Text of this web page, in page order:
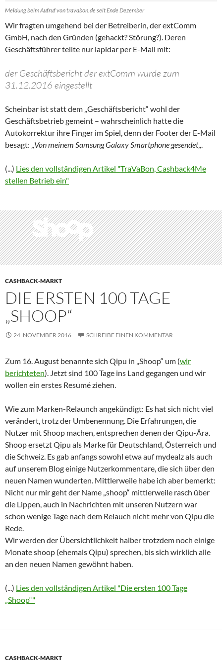
Meldung beim Aufruf von travabon.de seit Ende Dezember
Wir fragten umgehend bei der Betreiberin, der extComm
GmbH, nach den Gründen (gehackt? Störung?). Deren
Geschäftsführer teilte nur lapidar per E-Mail mit:
der Geschäftsbericht der extComm wurde zum
31.12.2016 eingestellt
Scheinbar ist statt dem „Geschäftsbericht“ wohl der
Geschäftsbetrieb gemeint – wahrscheinlich hatte die
Autokorrektur ihre Finger im Spiel, denn der Footer der E-Mail
besagt: „Von meinem Samsung Galaxy Smartphone gesendet„.
(...) Lies den vollständigen Artikel "TraVaBon, Cashback4Me
stellen Betrieb ein"
CASHBACK-MARKT
DIE ERSTEN 100 TAGE
„SHOOP“
24. NOVEMBER 2016 SCHREIBE EINEN KOMMENTAR
Zum 16. August benannte sich Qipu in „Shoop“ um (wir
berichteten). Jetzt sind 100 Tage ins Land gegangen und wir
wollen ein erstes Resumé ziehen.
Wie zum Marken-Relaunch angekündigt: Es hat sich nicht viel
verändert, trotz der Umbenennung. Die Erfahrungen, die
Nutzer mit Shoop machen, entsprechen denen der Qipu-Ära.
Shoop ersetzt Qipu als Marke für Deutschland, Österreich und
die Schweiz. Es gab anfangs sowohl etwa auf mydealz als auch
auf unserem Blog einige Nutzerkommentare, die sich über den
neuen Namen wunderten. Mittlerweile habe ich aber bemerkt:
Nicht nur mir geht der Name „shoop“ mittlerweile rasch über
die Lippen, auch in Nachrichten mit unseren Nutzern war
schon wenige Tage nach dem Relauch nicht mehr von Qipu die
Rede.
Wir werden der Übersichtlichkeit halber trotzdem noch einige
Monate shoop (ehemals Qipu) sprechen, bis sich wirklich alle
an den neuen Namen gewöhnt haben.
(...) Lies den vollständigen Artikel "Die ersten 100 Tage
„Shoop“"
CASHBACK-MARKT